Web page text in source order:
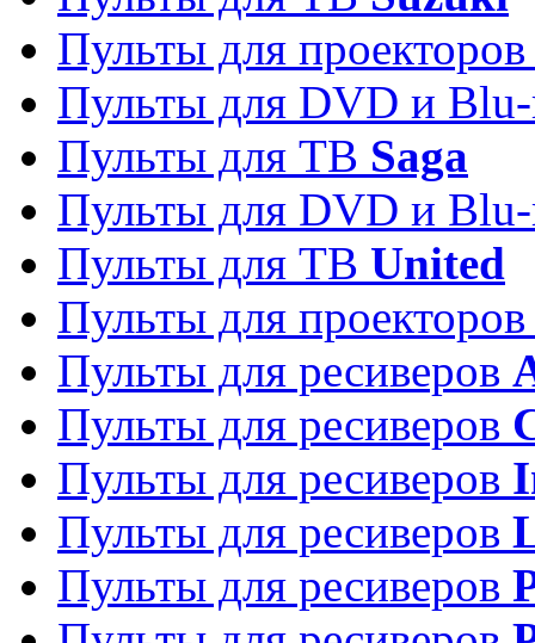
Пульты для
Пульты для DVD и
Пульты для ТВ Saga
Пульты для DVD и
Пульты для ТВ United
Пульты для
Пульты для ресиверов
Пульты для ресиверов
Пульты для ресиверов
Пульты для ресиверов
Пульты для ресиверов